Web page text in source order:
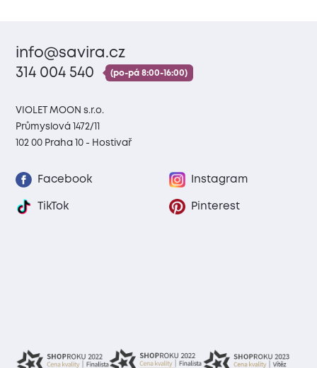
info@savira.cz
314 004 540
(po-pá 8:00-16:00)
VIOLET MOON s.r.o.
Průmyslová 1472/11
102 00 Praha 10 - Hostivař
Facebook Instagram
TikTok Pinterest